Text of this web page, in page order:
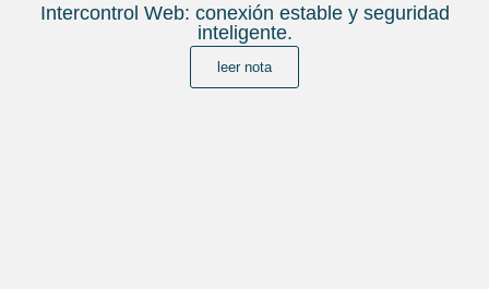
Intercontrol Web: conexión estable y seguridad
inteligente.
leer nota